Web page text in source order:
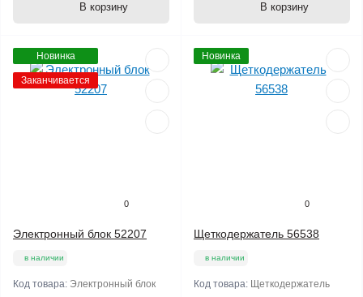
В корзину В корзину
Новинка
Заканчивается
0
Электронный блок 52207
в наличии
Код товара: Электронный блок
Новинка
0
Щеткодержатель 56538
в наличии
Код товара: Щеткодержатель